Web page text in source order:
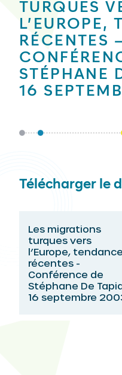
TURQUES
L’EUROPE,
RÉCENTES
STÉPHANE
16
Télécharger le
Les migrations
turques vers
l’Europe,
récentes -
Conférence de
Stéphane De
16 septembre